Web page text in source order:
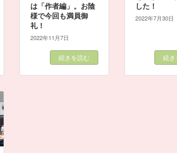
は「作者編」。お陰
様で今回も満員御
礼！
2022年11月7日
続きを読む
した！
2022年7月30日
続